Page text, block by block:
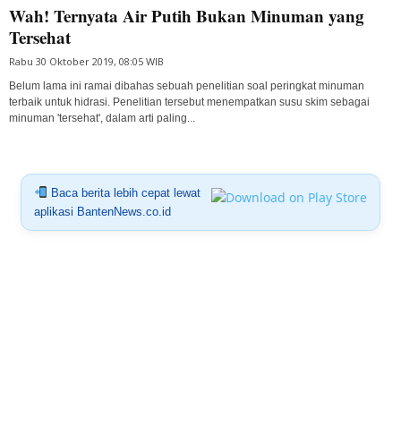
Wah! Ternyata Air Putih Bukan Minuman yang
Tersehat
Rabu 30 Oktober 2019, 08:05 WIB
Belum lama ini ramai dibahas sebuah penelitian soal peringkat minuman
terbaik untuk hidrasi. Penelitian tersebut menempatkan susu skim sebagai
minuman 'tersehat', dalam arti paling...
Baca berita lebih cepat lewat
aplikasi BantenNews.co.id